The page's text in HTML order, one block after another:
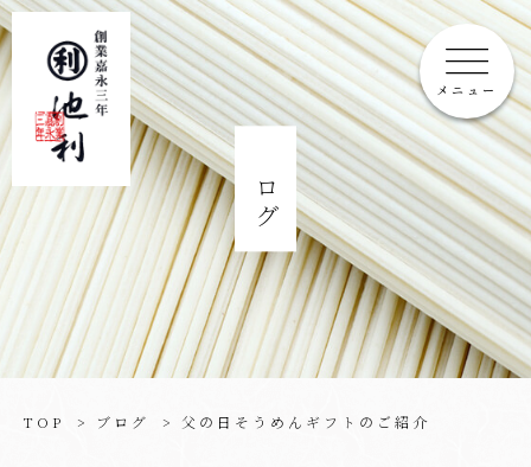
メニュー
ブログ
TOP ブログ 父の日そうめんギフトのご紹介